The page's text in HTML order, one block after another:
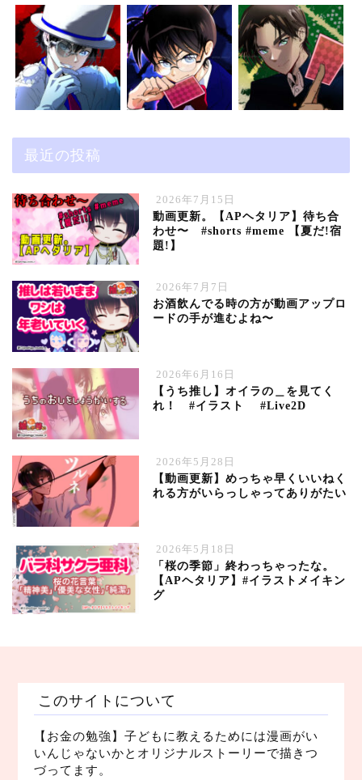
最近の投稿
2026年7月15日
動画更新。【APヘタリア】待ち合
わせ〜 #shorts #meme 【夏だ!宿
題!】
2026年7月7日
お酒飲んでる時の方が動画アップロ
ードの手が進むよね〜
2026年6月16日
【うち推し】オイラの＿を見てく
れ！ #イラスト #Live2D
2026年5月28日
【動画更新】めっちゃ早くいいねく
れる方がいらっしゃってありがたい
2026年5月18日
「桜の季節」終わっちゃったな。
【APヘタリア】#イラストメイキン
グ
このサイトについて
【お金の勉強】子どもに教えるためには漫画がい
いんじゃないかとオリジナルストーリーで描きつ
づってます。